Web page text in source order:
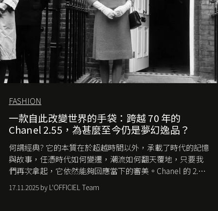
FASHION
一款自此改變世界的手袋：跨越 70 年的
Chanel 2.55，為甚麼至今仍是夢幻逸品？
何謂經典? 它的本質在於超越時間以外，承載了時代的記憶
與故事，任憑時代如何變遷，潮流如何翻天覆地，只要我
們再次拿起，它依然能夠回應當下的審美。Chanel 的 2.55
手袋更是這樣存在，自問世至今，一直有着舉足輕重的地
位。如果說每個女生的第一個夢想手袋是 Chanel，那 2.55
17.11.2025 by L'OFFICIEL Team